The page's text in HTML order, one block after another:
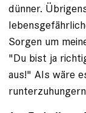
dünner.
Sorgen um
"Du bist ja
aus!" Als wäre